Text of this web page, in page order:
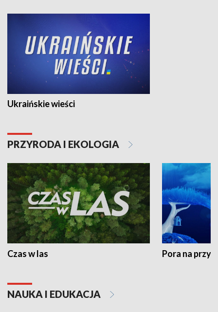
Ukraińskie wieści
PRZYRODA I EKOLOGIA
Czas w las Pora na
NAUKA I EDUKACJA